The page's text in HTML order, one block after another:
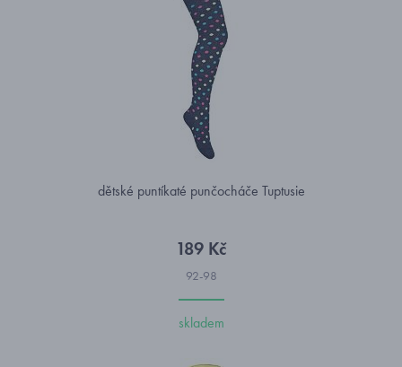
dětské puntíkaté punčocháče Tuptusie
189 Kč
92-98
skladem